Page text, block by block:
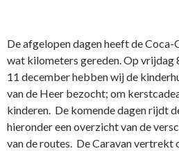
De afgelopen dagen heeft de Coca-
wat kilometers gereden. Op vrijdag
11 december hebben wij de
van de Heer bezocht; om
kinderen. De komende dagen rijdt
hieronder een overzicht van de
van de routes. De Caravan vertrekt